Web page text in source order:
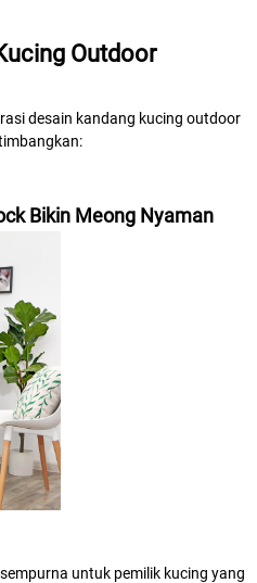
Outdoor
desain kandang kucing outdoor
Bikin Meong Nyaman
untuk pemilik kucing yang